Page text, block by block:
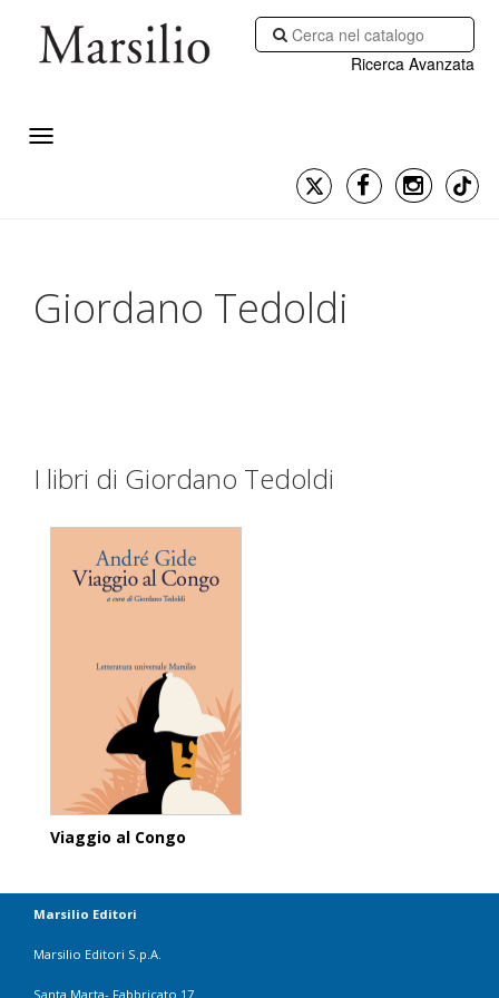
Ricerca Avanzata
Giordano Tedoldi
I libri di Giordano Tedoldi
Viaggio al Congo
Marsilio Editori
Marsilio Editori S.p.A.
Santa Marta- Fabbricato 17